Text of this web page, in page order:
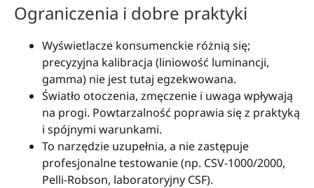
Ograniczenia i dobre praktyki
Wyświetlacze konsumenckie różnią się;
precyzyjna kalibracja (liniowość luminancji,
gamma) nie jest tutaj egzekwowana.
Światło otoczenia, zmęczenie i uwaga wpływają
na progi. Powtarzalność poprawia się z praktyką
i spójnymi warunkami.
To narzędzie uzupełnia, a nie zastępuje
profesjonalne testowanie (np. CSV-1000/2000,
Pelli-Robson, laboratoryjny CSF).